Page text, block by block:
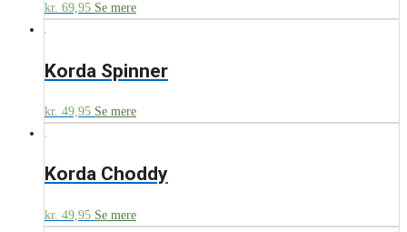
kr. 69,95 Se mere
Korda Spinner
kr. 49,95 Se mere
Korda Choddy
kr. 49,95 Se mere